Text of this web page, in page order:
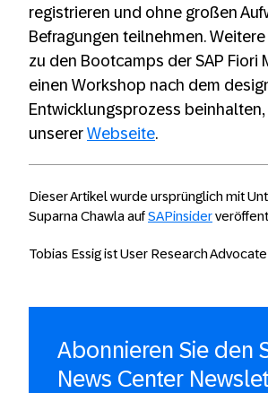
registrieren und ohne großen
Befragungen teilnehmen.
zu den Bootcamps der SAP Fiori
einen Workshop nach dem
Entwicklungsprozess beinhalten,
unserer Webseite.
Dieser Artikel wurde ursprünglich mit
Suparna Chawla aufSAPinsider
Tobias Essig ist User Research
Abonnieren Sie den
News Center